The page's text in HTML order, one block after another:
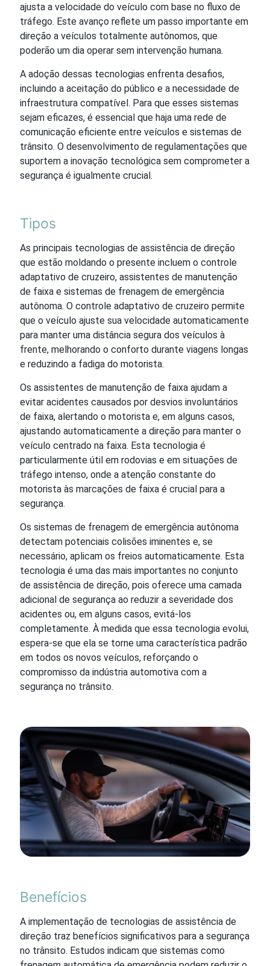
ajusta a velocidade do veículo com base no fluxo de
tráfego. Este avanço reflete um passo importante em
direção a veículos totalmente autônomos, que
poderão um dia operar sem intervenção humana.
A adoção dessas tecnologias enfrenta desafios,
incluindo a aceitação do público e a necessidade de
infraestrutura compatível. Para que esses sistemas
sejam eficazes, é essencial que haja uma rede de
comunicação eficiente entre veículos e sistemas de
trânsito. O desenvolvimento de regulamentações que
suportem a inovação tecnológica sem comprometer a
segurança é igualmente crucial.
Tipos
As principais tecnologias de assistência de direção
que estão moldando o presente incluem o controle
adaptativo de cruzeiro, assistentes de manutenção
de faixa e sistemas de frenagem de emergência
autônoma. O controle adaptativo de cruzeiro permite
que o veículo ajuste sua velocidade automaticamente
para manter uma distância segura dos veículos à
frente, melhorando o conforto durante viagens longas
e reduzindo a fadiga do motorista.
Os assistentes de manutenção de faixa ajudam a
evitar acidentes causados por desvios involuntários
de faixa, alertando o motorista e, em alguns casos,
ajustando automaticamente a direção para manter o
veículo centrado na faixa. Esta tecnologia é
particularmente útil em rodovias e em situações de
tráfego intenso, onde a atenção constante do
motorista às marcações de faixa é crucial para a
segurança.
Os sistemas de frenagem de emergência autônoma
detectam potenciais colisões iminentes e, se
necessário, aplicam os freios automaticamente. Esta
tecnologia é uma das mais importantes no conjunto
de assistência de direção, pois oferece uma camada
adicional de segurança ao reduzir a severidade dos
acidentes ou, em alguns casos, evitá-los
completamente. À medida que essa tecnologia evolui,
espera-se que ela se torne uma característica padrão
em todos os novos veículos, reforçando o
compromisso da indústria automotiva com a
segurança no trânsito.
Benefícios
A implementação de tecnologias de assistência de
direção traz benefícios significativos para a segurança
no trânsito. Estudos indicam que sistemas como